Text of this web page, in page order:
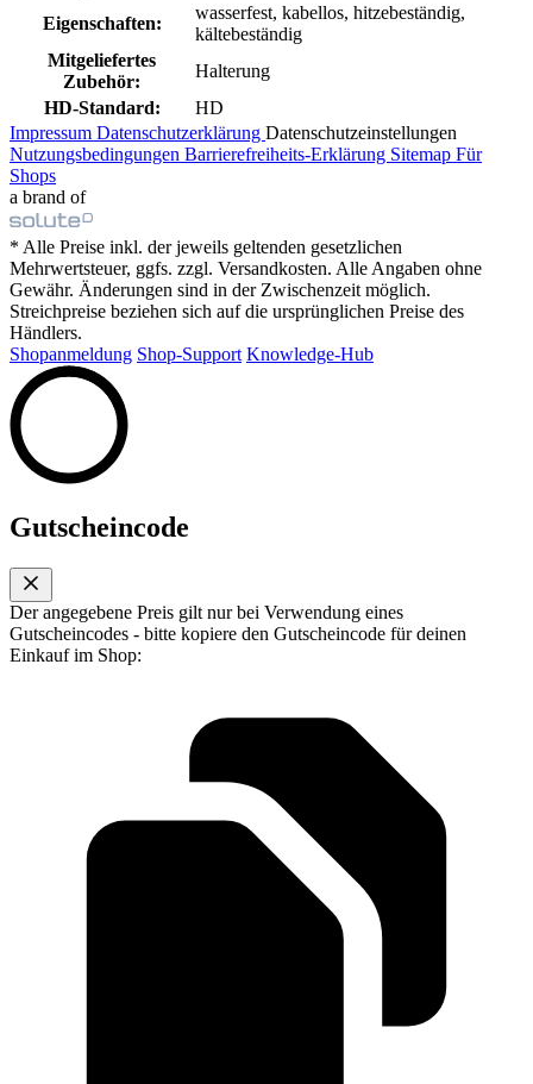
Eigenschaften:
wasserfest, kabellos, hitzebeständig,
kältebeständig
Mitgeliefertes
Zubehör:
Halterung
HD-Standard:
HD
Impressum Datenschutzerklärung Datenschutzeinstellungen
Nutzungsbedingungen Barrierefreiheits-Erklärung Sitemap Für
Shops
a brand of
* Alle Preise inkl. der jeweils geltenden gesetzlichen
Mehrwertsteuer, ggfs. zzgl. Versandkosten. Alle Angaben ohne
Gewähr. Änderungen sind in der Zwischenzeit möglich.
Streichpreise beziehen sich auf die ursprünglichen Preise des
Händlers.
Shopanmeldung Shop-Support Knowledge-Hub
Gutscheincode
Der angegebene Preis gilt nur bei Verwendung eines
Gutscheincodes - bitte kopiere den Gutscheincode für deinen
Einkauf im Shop: